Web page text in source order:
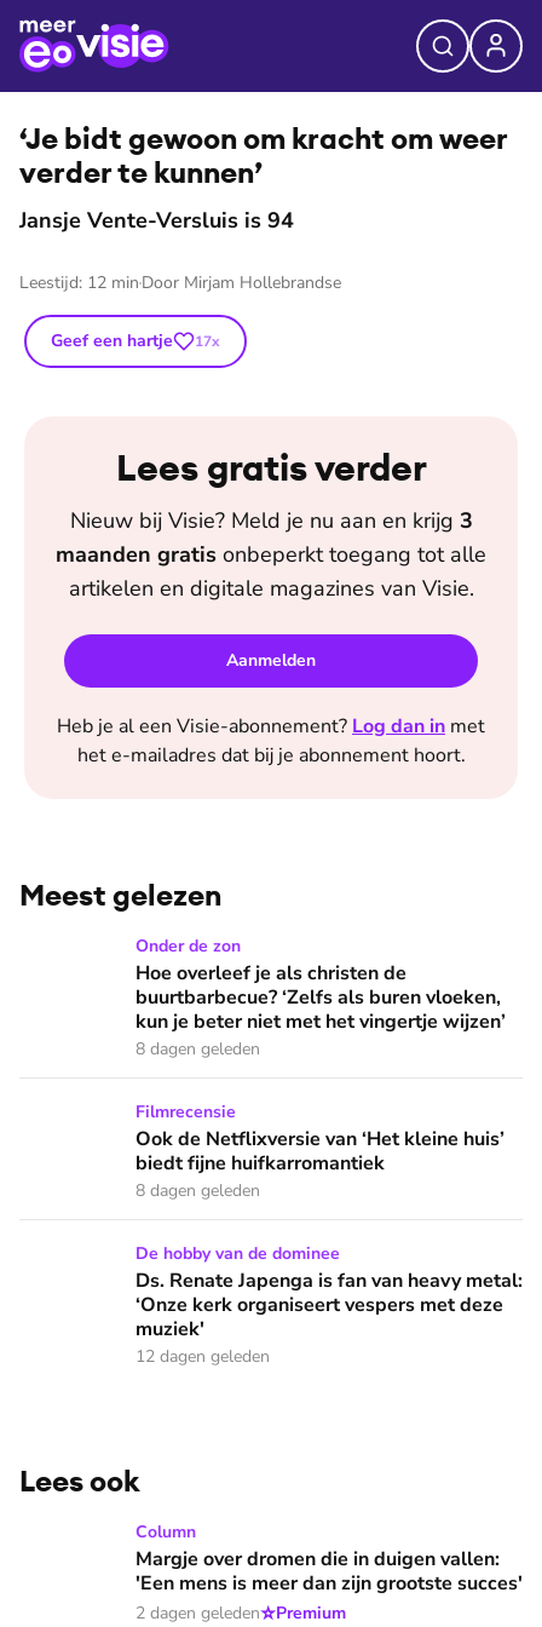
⭐Premium
Fotograaf: Nathalie van der Straten
‘Je bidt gewoon om kracht om weer
verder te kunnen’
Jansje Vente-Versluis is 94
Leestijd: 12 min Door Mirjam Hollebrandse
Geef een hartje 17x
Lees gratis verder
Nieuw bij Visie? Meld je nu aan en krijg 3
maanden gratis onbeperkt toegang tot alle
artikelen en digitale magazines van Visie.
Aanmelden
Heb je al een Visie-abonnement? Log dan in met
het e-mailadres dat bij je abonnement hoort.
Meest gelezen
Hoe overleef je als christen de buurtbarbecue? ‘Zelfs als
Onder de zon
Hoe overleef je als christen de
buurtbarbecue? ‘Zelfs als buren vloeken,
kun je beter niet met het vingertje wijzen’
8 dagen geleden
Ook de Netflixversie van ‘Het kleine huis’ biedt fijne
Filmrecensie
Ook de Netflixversie van ‘Het kleine huis’
biedt fijne huifkarromantiek
8 dagen geleden
Ds. Renate Japenga is fan van heavy metal: ‘Onze kerk
De hobby van de dominee
Ds. Renate Japenga is fan van heavy metal:
‘Onze kerk organiseert vespers met deze
muziek'
12 dagen geleden
Lees ook
Margje over dromen die in duigen vallen: 'Een mens is
Column
Margje over dromen die in duigen vallen:
'Een mens is meer dan zijn grootste succes'
2 dagen geleden⭐Premium